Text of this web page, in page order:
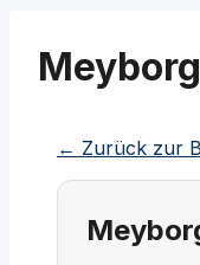
← Zurück zur